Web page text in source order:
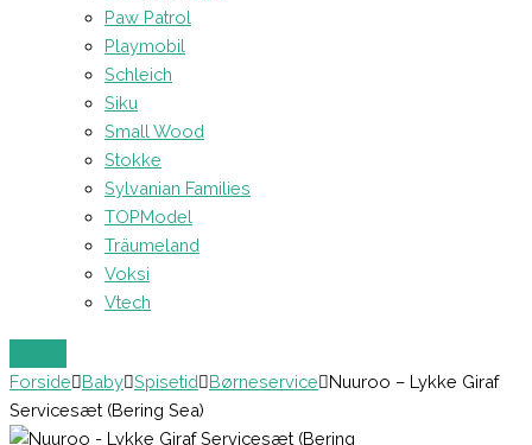
Paw Patrol
Playmobil
Schleich
Siku
Small Wood
Stokke
Sylvanian Families
TOPModel
Träumeland
Voksi
Vtech
Forside Baby Spisetid Børneservice
Nuuroo – Lykke Giraf
Servicesæt (Bering Sea)